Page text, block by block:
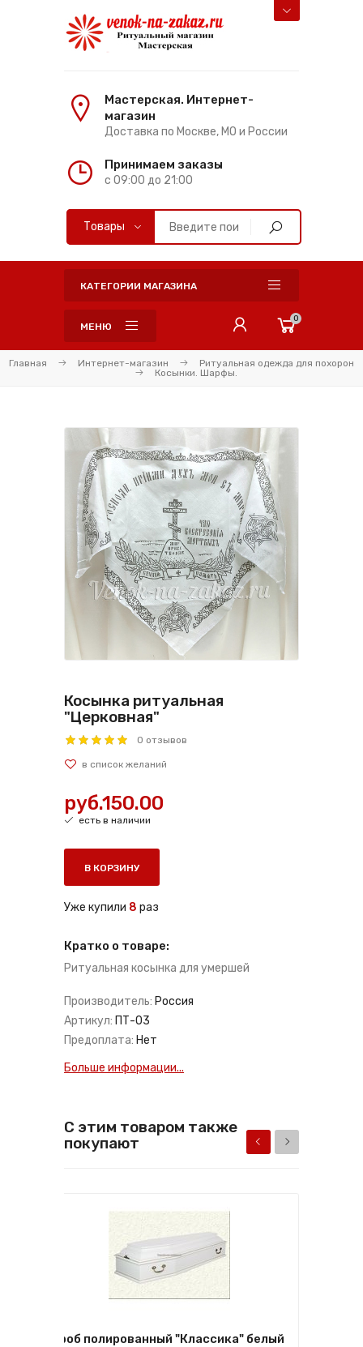
Мастерская. Интернет-
магазин
Доставка по Москве, МО и России
Принимаем заказы
с 09:00 до 21:00
КАТЕГОРИИ МАГАЗИНА
МЕНЮ
0
Главная Интернет-магазин
Ритуальная одежда для похорон
Косынки. Шарфы.
Косынка ритуальная
"Церковная"
0 отзывов
руб.150.00
есть в наличии
В КОРЗИНУ
Уже купили 8 раз
Кратко о товаре:
Ритуальная косынка для умершей
Производитель: Россия
Артикул: ПТ-03
Предоплата: Нет
Больше информации...
С этим товаром также
покупают
Гроб полированный "Классика" белый